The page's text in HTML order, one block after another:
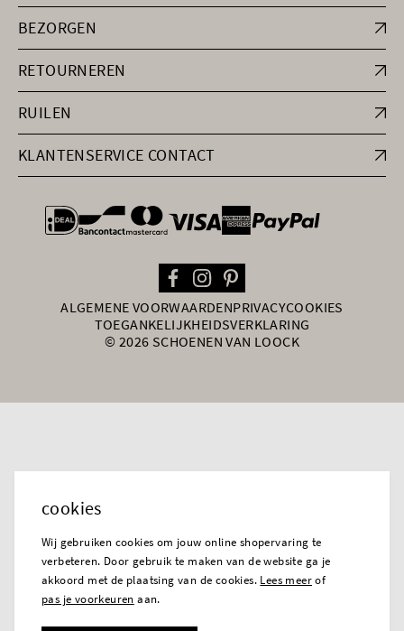
BEZORGEN
RETOURNEREN
RUILEN
KLANTENSERVICE CONTACT
general.paymentOptions
ALGEMENE VOORWAARDENPRIVACYCOOKIES
TOEGANKELIJKHEIDSVERKLARING
© 2026 SCHOENEN VAN LOOCK
cookies
Wij gebruiken cookies om jouw online shopervaring te
verbeteren. Door gebruik te maken van de website ga je
akkoord met de plaatsing van de cookies. Lees meerof
pas je voorkeuren aan.